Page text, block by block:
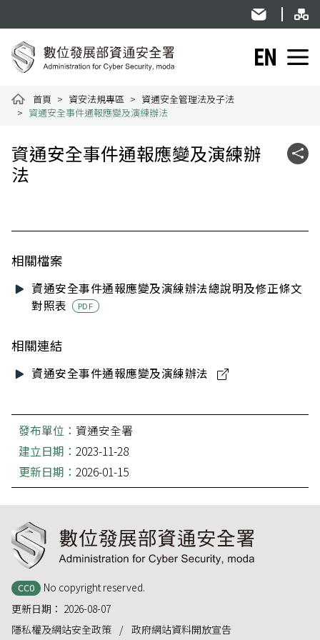
English
首頁 資安法規專區
資通安全管理法及子法
資通安全事件通報應變及演練辦法
資通安全事件通報應變及演練辦
法
社群
相關檔案
資通安全事件通報應變及演練辦法總說明及修正條文
對照表
PDF
相關連結
資通安全事件通報應變及演練辦法
發布單位：資通安全署
建立日期：2023-11-28
更新日期：2026-01-15
CC0
No copyright reserved.
更新日期： 2026-08-07
隱私權及網站安全政策
政府網站資料開放宣告